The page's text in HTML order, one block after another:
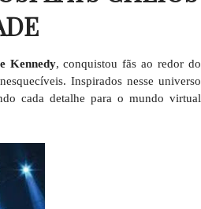
Kennedy, conquistou fãs ao redor do
Inspirados nesse universo
cada detalhe para o mundo virtual